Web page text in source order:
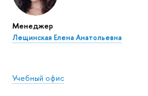
Менеджер
Лещинская Елена Анатольевна
Учебный офис